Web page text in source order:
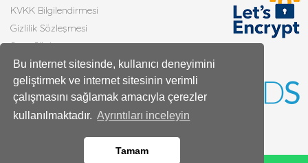
Bu internet sitesinde, kullanıcı deneyimini
geliştirmek ve internet sitesinin verimli
çalışmasını sağlamak amacıyla çerezler
kullanılmaktadır. Ayrıntıları inceleyin
Tamam
KVKK Bilgilendirmesi
Gizlilik Sözleşmesi
Satış Sözleşmesi
Faydalı Bilgiler
Çiçek Bakımı
Burçlara Göre Çiçekler